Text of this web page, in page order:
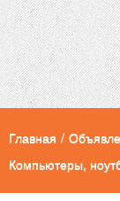
Главная /
Компьютеры,